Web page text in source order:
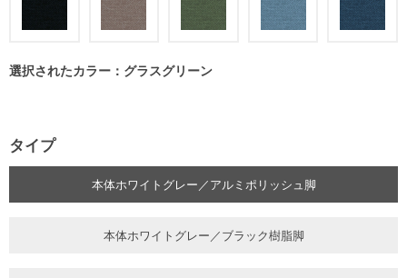
選択されたカラー：グラスグリーン
タイプ
本体ホワイトグレー／アルミポリッシュ脚
本体ホワイトグレー／ブラック樹脂脚